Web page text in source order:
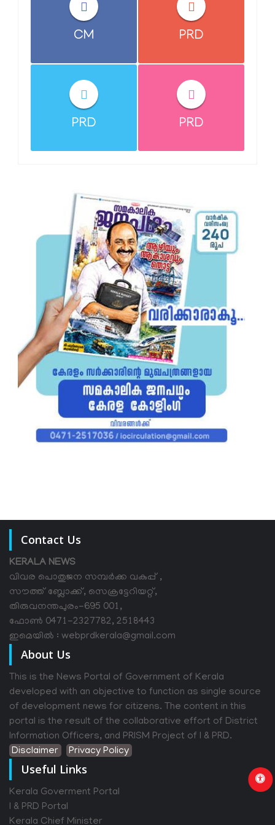
CM PRD
PRD PRD
Contact Us
KERALA NEWS
വിവര പൊതുജന സമ്പര്‍ക്ക വകുപ്പ് ,
സൗത്ത് ബ്ലോക്ക്, സെക്രട്ടേറിയറ്റ്,
തിരുവനന്തപുരം-695 001,
ഫോൺ 0471-2327782, 2518443
ഇമെയിൽ : webprdkerala@gmail.com
About Us
This is the News Portal of Government of Kerala
developed with an objective to function as single source
of development news for citizens. The content in this
portal is the result of the collaborative effort of District
Information Officers, and PRISM Project of I & PRD.
Disclaimer
Privacy Policy
Useful Links
Kerala Goverment Portal
I & PRD Portal
Kerala Chief Minister